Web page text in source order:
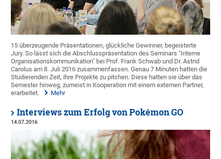
15 überzeugende Präsentationen, glückliche Gewinner, begeisterte
Jury. So lässt sich die Abschlusspräsentation des Seminars "Interne
Organisationskommunikation" bei Prof. Frank Schwab und Dr. Astrid
Carolus am 8. Juli 2016 zusammenfassen. Genau 7 Minuten hatten die
Studierenden Zeit, ihre Projekte zu pitchen. Diese hatten sie über das
Semester hinweg, zumeist in Kooperation mit einem externen Partner,
erarbeitet.
Mehr
Interviews zum Erfolg von Pokémon GO
14.07.2016